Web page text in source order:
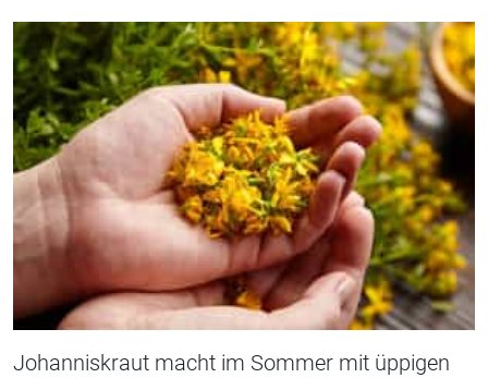
Johanniskraut macht im Sommer mit üppigen